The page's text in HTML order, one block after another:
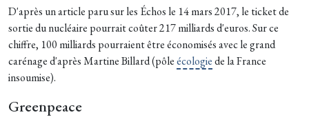
D'après un article paru sur les Échos le 14 mars 2017, le ticket de
sortie du nucléaire pourrait coûter 217 milliards d'euros. Sur ce
chiffre, 100 milliards pourraient être économisés avec le grand
carénage d'après Martine Billard (pôleécologiede la France
insoumise).
Greenpeace